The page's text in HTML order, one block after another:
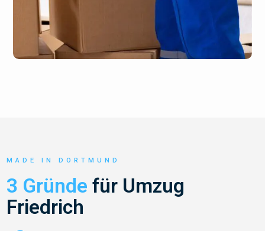
MADE IN DORTMUND
3 Gründe für Umzug
Friedrich